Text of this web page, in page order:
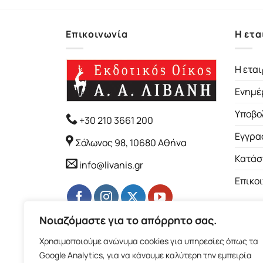
Νοιαζόμαστε για το απόρρητο σας.
Χρησιμοποιούμε ανώνυμα cookies για υπηρεσίες όπως τα
Google Analytics, για να κάνουμε καλύτερη την εμπειρία
Επικοινωνία
+30 210 3661 200
Σόλωνος 98, 10680 Αθήνα
info@livanis.gr
Η
Η